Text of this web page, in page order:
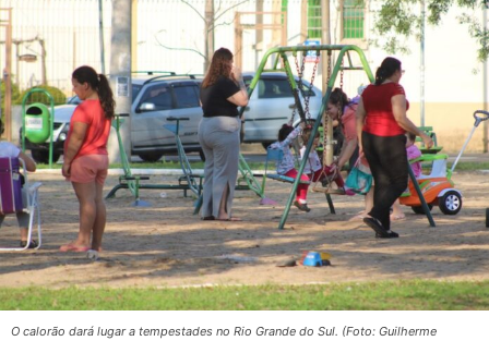
O calorão dará lugar a tempestades no Rio Grande do Sul. (Foto: Guilherme